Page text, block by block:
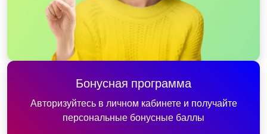
Бонусная программа
Авторизуйтесь в личном кабинете и получайте
персональные бонусные баллы